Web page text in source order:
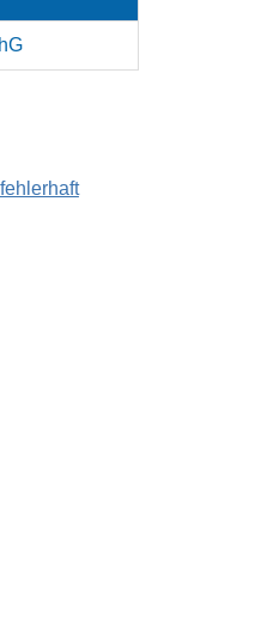
fehlerhaft